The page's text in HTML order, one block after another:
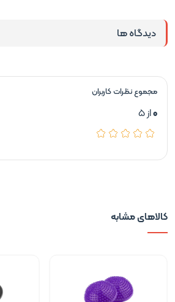
کالاهای مشابه
دیدگاه ها
مجموع نظرات کاربران
0از 5